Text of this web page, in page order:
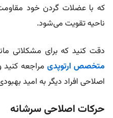
که با عضلات گردن خود
ناحیه تقویت می‌شود.
دقت کنید که برای مشکلاتی
متخصص ارتوپدی مراجعه کنید
اصلاحی افراد دیگر به امید
حرکات اصلاحی سرشانه